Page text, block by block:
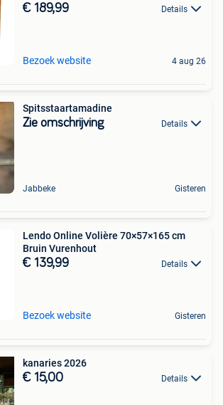
€ 189,99 Details
Bezoek website 4 aug 26
Spitsstaartamadine
Zie omschrijving Details
Jabbeke Gisteren
Lendo Online Volière 70×57×165 cm
Bruin Vurenhout
€ 139,99 Details
Bezoek website Gisteren
kanaries 2026
€ 15,00 Details